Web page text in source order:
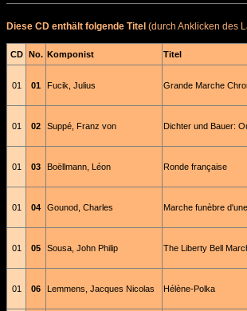
Diese CD enthält folgende Titel (durch Anklicken des
CD No. Komponist Titel
01 01 Fucik, Julius Grande Marche
01 02 Suppé, Franz von Dichter und Bauer:
01 03 Boëllmann, Léon Ronde française
01 04 Gounod, Charles Marche funèbre
01 05 Sousa, John Philip The Liberty Bell
01 06 Lemmens, Jacques Nicolas Hélène-Polka